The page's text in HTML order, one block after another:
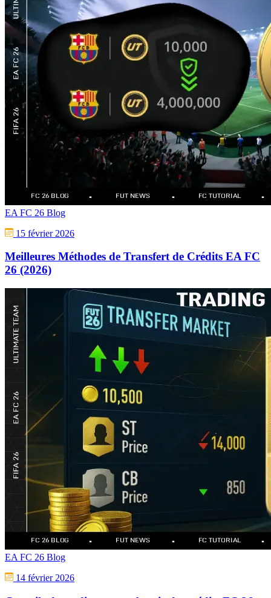
EA FC 26 Blog
15 février 2026
Meilleures Méthodes de Transfert de Crédits EA FC
26 (2026)
EA FC 26 Blog
14 février 2026